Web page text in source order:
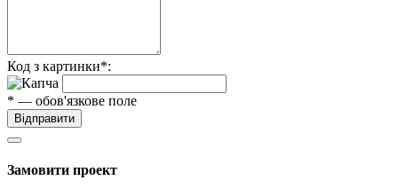
Код з картинки*:
* — обов'язкове поле
Відправити
Замовити проект